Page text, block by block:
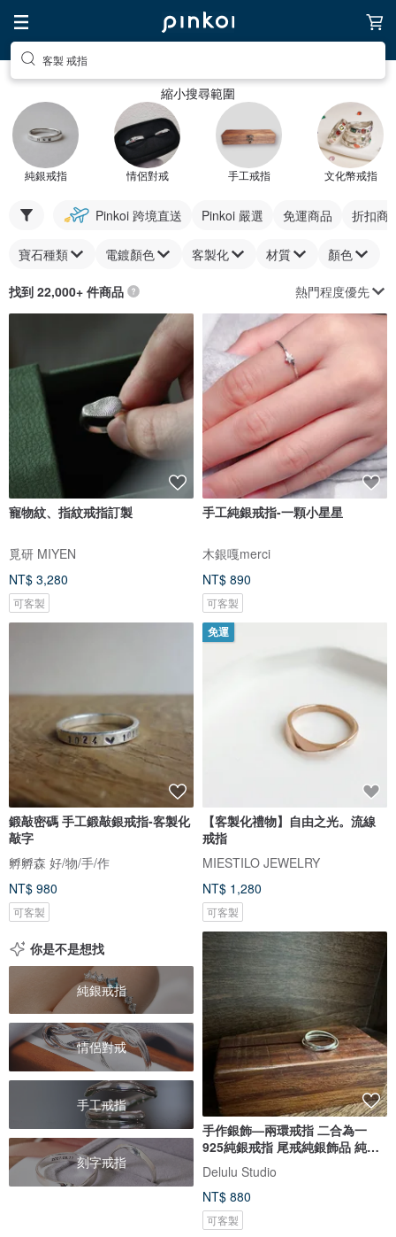
客製 戒指
縮小搜尋範圍
純銀戒指 情侶對戒 手工戒指 文化幣戒指
Pinkoi 跨境直送 Pinkoi 嚴選 免運商品 折扣商
寶石種類 電鍍顏色 客製化 材質 顏色
找到 22,000+ 件商品 熱門程度優先
寵物紋、指紋戒指訂製
覓研 MIYEN
NT$ 3,280
可客製
手工純銀戒指-一顆小星星
木銀嘎merci
NT$ 890
可客製
鍛敲密碼 手工鍛敲銀戒指-客製化
敲字
孵孵森 好/物/手/作
NT$ 980
可客製
免運
【客製化禮物】自由之光。流線
戒指
MIESTILO JEWELRY
NT$ 1,280
可客製
你是不是想找
純銀戒指
情侶對戒
手工戒指
刻字戒指
手作銀飾—兩環戒指 二合為一
925純銀戒指 尾戒純銀飾品 純銀
戒
Delulu Studio
NT$ 880
可客製